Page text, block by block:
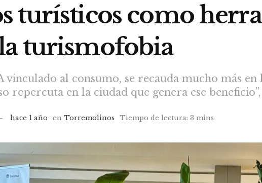
turísticos como
turismofobia
vinculado al consumo, se recauda mucho más
repercuta en la ciudad que genera ese
hace 1 año en Torremolinos Tiempo de lectura: 3 mins